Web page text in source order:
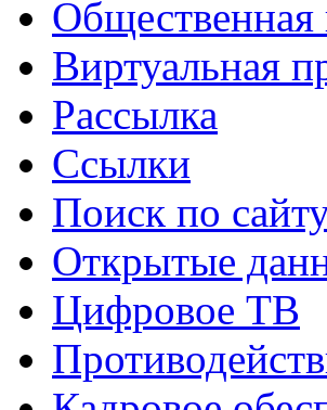
Общественная
Виртуальная
Рассылка
Ссылки
Поиск по
Открытые
Цифровое ТВ